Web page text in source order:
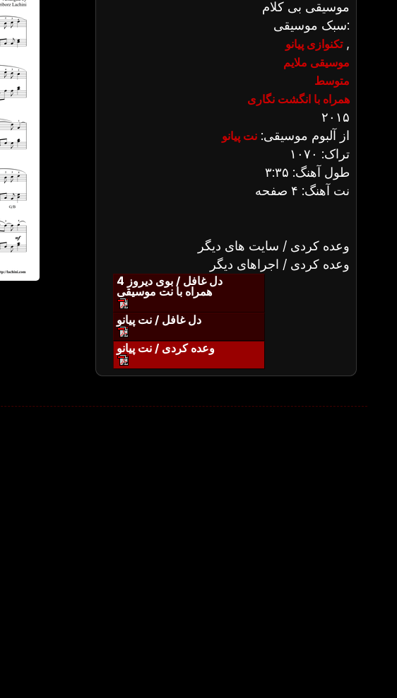
موسیقی بی کلام
سبک موسیقی:
تکنوازی پیانو,
موسیقی ملایم
متوسط
همراه با انگشت نگاری
۲۰۱۵
از آلبوم موسیقی: نت پیانو
تراک: ۱۰۷۰
طول آهنگ: ۳:۳۵
نت آهنگ: ۴ صفحه
وعده کردی / سایت های دیگر
وعده کردی / اجراهای دیگر
دل غافل / بوی دیروز 4
همراه با نت موسیقی
دل غافل / نت پیانو
وعده کردی / نت پیانو